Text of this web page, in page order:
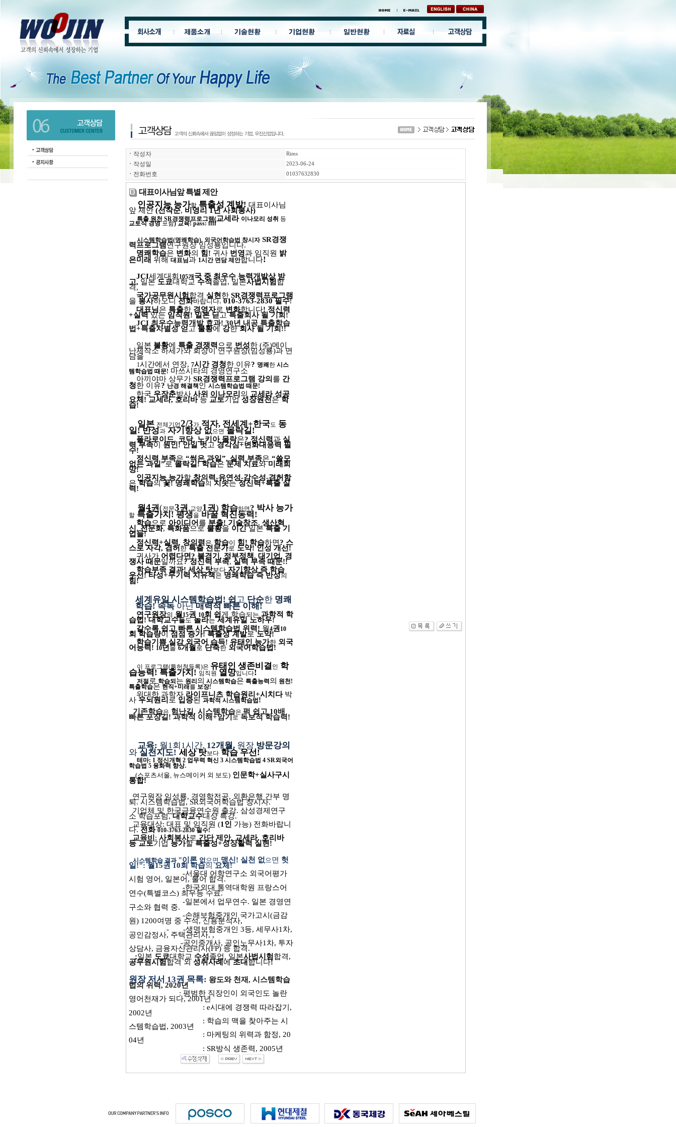
ㆍ 작성자 Rims
ㆍ 작성일 2023-06-24
ㆍ 전화번호 01037632830
대표이사님앞 특별 제안
인공지능 능가할특출성 계발! 대표이사님
앞 제안 (선착순, 비영리 1년 사회봉사)
특출 원천 SR경쟁력프로그램(교세라 이나모리 성취 등
교토식 경영포함)교육! pass: ffff
시스템학습법(명쾌학습), 외국어학습법 창시자 SR경쟁
력프로그램연구원장 임성룡입니다.
명쾌학습은 변화의 힘! 귀사 번영과 임직원 밝
은미래 위해 대표님과 1시간 면담 제안합니다!
JCI세계대회 105개 국 중 최우수 능력개발상 받
고, 일본 도쿄대학교 수석졸업, 일본사법시험합
격,
국가공무원시험합격 실현한 SR경쟁력프로그램
을 봉사하오니 전화바랍니다.010-3763-2830필수!
대표님은 특출한경영자로 변화합니다! 정신력
+실력있는 임직원! 일본 딛고 특출회사 될 기회 !
JCI 최우수능력개발 효과! 30년 내공 특출학습
법+특출차별성 얻고 불황에 강한회사될 기회!!
일본 불황에 특출 경쟁력 으로 번성한(주)메이
난제작소 하세가와 회장이 연구원장(임성룡)과 면
담을
1시간에서 연장, 7시간 경청한 이유? 명쾌 한 시스
템학습법 때문! 마쓰시타의 경영연구소
아끼야마 상무가 SR경쟁력프로그램 강의 를 간
청한 이유? 난경 해결책 인 시스템학습법 때문!
한국 우장춘박사 사위 이나모리의 교세라 성공
요체! 교세라,호리바등 교토기업성장원천은학
습!
일본 전체기업2/3가 적자, 전세계+한국도 동
일! 반성과 자기향상 없으면몰락길!
폴라로이드, 코닥, 노키아 몰락은? 정신력과 실
력 부족이 원인!안일 벗고 경각심+변화대응력 필
수!
정신력 부족은 “썩은 과일”, 실력 부족은 “쓸모
없는 과일”로몰락길!학습은문제 치료와미래희
망!
인공지능 능가할창의력-유연성-감수성-겸허함
은 학습의꽃!명쾌학습의 치솟는정신력+특출 실
력!
월4권(전문3권,교양1권) 학습하면? 박사 능가
할 특출가치! 평생을바꿀 혁진동력 !
학습으로아이디어 를분출! 기술창조, 생산혁
신,전문화,특화품으로 불황을 이긴일본특출 기
업들!
정신력+실력, 창의력 은 학습이 힘! 학습하면? 스
스로 자각, 겸허한특출 전문가로 도약!인성 개선!
귀사가 어렵다면? 불경기 , 정부정책, 대기업, 경
쟁사 때문일까요?정신력 부족, 실력 부족 때문!!
학습부족 결과! 세상 탓보다 자기향상 즉 학습
우선!타성+무기력 치유책은 명쾌학습 즉 반성의
힘!
세계유일 시스템학습법 ! 쉽 고 단순한 명쾌
학습! 속독 아닌매력적 빠른 이해!
연구원장의 월 15권 10회 쉽 게 학습되는 과학적 학
습법!대학교수들도놀라는 세계유일 노하우!
갈수록 쉽고 빠른 시스템학습법 위력! 월4권 10
회 학습량이점점 증가!특출성 계발로 도약!
학습기쁨 실감 외국어 습득! 유태인 능가한외국
어능력! 10년 을 6개월 로 단축한 외국어학습법!
이 프로그램(특허청등록)은 유태인 생존비결 인 학
습능력!특출가치! 임직원 열망입니다!
저절 로 학습되는 원리의 시스템학습은 특출능력의 원천!
특출학습은 현직+미래를보장!
위대한 과학자 라이프니츠 학습원리 +시치다박
사 우뇌원리 로 입증된과학적 시스템학습법 !
기존학습은 험난길, 시스템학습은퍽 쉽고 10배
빠른 포장길!과학적 이해+암기로 독보적 학습력!
교육: 월1회 1시간, 12개월, 원장 방문강의
와 실천지도! 세상 탓보다 학습 우선!
테마: 1 정신개혁 2 업무력 혁신 3 시스템학습법 4 SR외국어
학습법 5 융화력 향상.
(스포츠서울 뉴스메이커 외 보도) 인문학+실사구시
통합!
연구원장 임성룡, 경영학전공, 외환은행 간부 명
퇴.시스템학습법, SR외국어학습법 창시자.
기업체 및 한국금융연수원 출강.삼성경제연구
소 학습포럼,대학교수대상 특강.
교육대상:대표 및 임직원 (1 인 가능) 전화바랍니
다.전화010-3763-2830 필수!
교육비 :사회봉사로간단 제안. 교세라,호리바
등 교토기업 능가할특출성+성장활력 실현!
시스템학습 결과 "이론 없으면 맹신! 실천 없으면 헛
일 !":월 15권 10회 학습의 요체 !
-서울대 어학연구소 외국어평가
시험 영어 , 일본어 ,불어 합격.
-한국외대 통역대학원 프랑스어
연수(특별코스) 최우등 수료.
-일본에서 업무연수. 일본 경영연
구소와 협력 중.
-손해보험중개인 국가고시 (금감
원) 1200여명 중 수석,신용분석사,
-
-생명보험중개인 3등, 세무사1 차,
공인감정사, 주택관리사, ,
-공인중개사, 공인노무사1 차, 투자
상담사, 금융자산관리사(FP)등 합격.
;일본 도쿄대학교 수석졸업, 일본사법시험합격,
공무원시험합격 외성취사례에초대 합니다!
원장 저서 13권 목록: 왕도와 천재, 시스템학습
법의 위력, 2020년
:평범한 직장인이 외국인도 놀란
영어천재가 되다, 2001년
: e시대에 경쟁력 따라잡기 ,
2002년
: 학습의 맥을 찾아주는 시
스템학습법, 2003년
: 마케팅의 위력과 함정, 20
04년
: SR방식 생존력, 2005년